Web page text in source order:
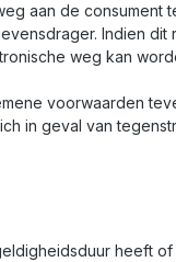
aan de
Indien
weg kan
voorwaarden
in geval van
heeft